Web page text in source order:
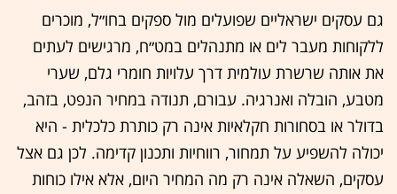
גם עסקים ישראליים שפועלים מול ספקים בחו״ל, מוכרים
ללקוחות מעבר לים או מתנהלים במט״ח, מרגישים לעתים
את אותה שרשרת עולמית דרך עלויות חומרי גלם, שערי
מטבע, הובלה ואנרגיה. עבורם, תנודה במחיר הנפט, בזהב,
בדולר או בסחורות חקלאיות אינה רק כותרת כלכלית - היא
יכולה להשפיע על תמחור, רווחיות ותכנון קדימה. לכן גם אצל
עסקים, השאלה אינה רק מה המחיר היום, אלא אילו כוחות